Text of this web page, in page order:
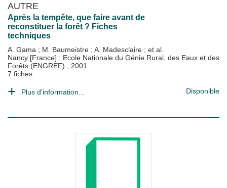
AUTRE
Après la tempête, que faire avant de
reconstituer la forêt ? Fiches
techniques
A. Gama ; M. Baumeistre ; A. Madesclaire ; et al.
Nancy [France] : Ecole Nationale du Génie Rural, des Eaux et des
Forêts (ENGREF) ; 2001
7 fiches
Plus d'information... Disponible